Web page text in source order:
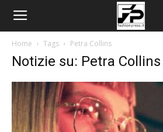
Home Tags Petra Collins
Notizie su: Petra Collins